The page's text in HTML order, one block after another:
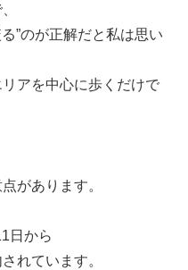
”のが正解だと私は思い
アを中心に歩くだけで
があります。
日から
れています。